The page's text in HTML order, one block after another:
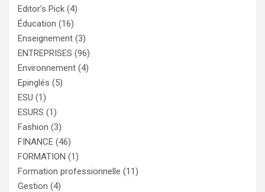
Editor's Pick (4)
Éducation (16)
Enseignement (3)
ENTREPRISES (96)
Environnement (4)
Epinglés (5)
ESU (1)
ESURS (1)
Fashion (3)
FINANCE (46)
FORMATION (1)
Formation professionnelle (11)
Gestion (4)